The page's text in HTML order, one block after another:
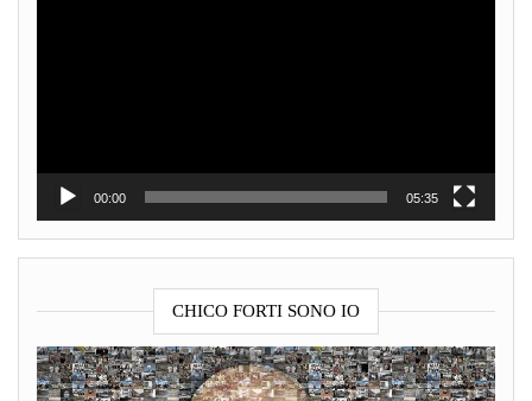
00:00 05:35
CHICO FORTI SONO IO